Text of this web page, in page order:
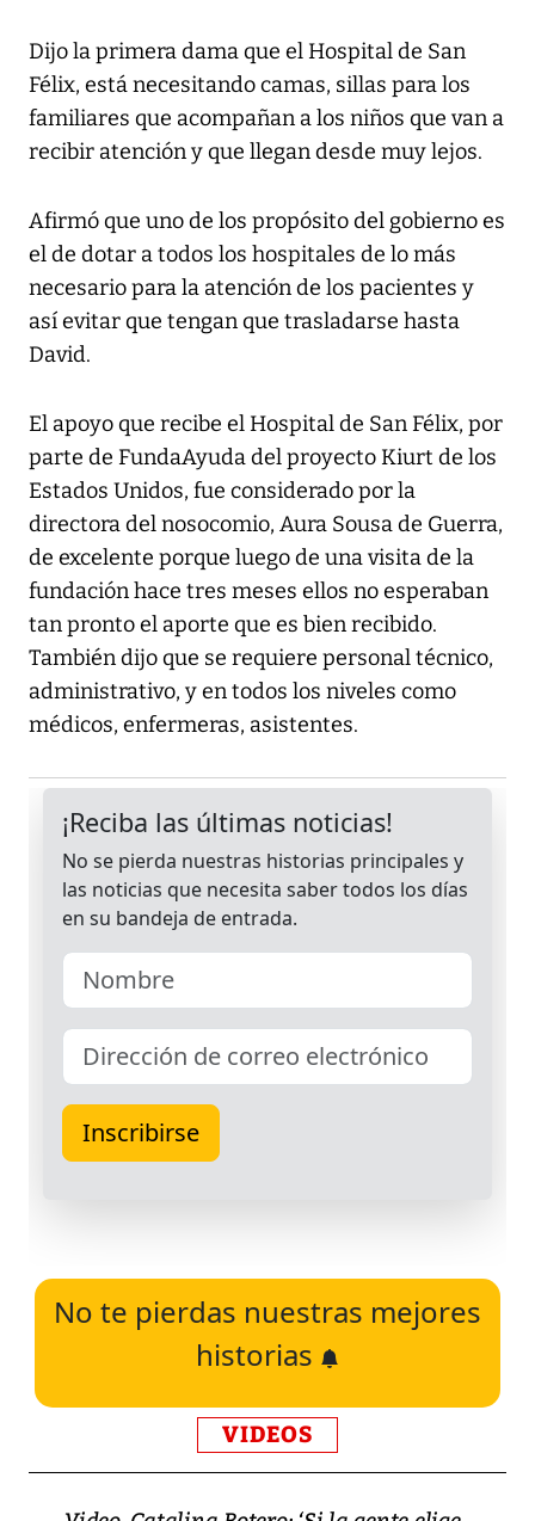
Dijo la primera dama que el Hospital de San
Félix, está necesitando camas, sillas para los
familiares que acompañan a los niños que van a
recibir atención y que llegan desde muy lejos.
Afirmó que uno de los propósito del gobierno es
el de dotar a todos los hospitales de lo más
necesario para la atención de los pacientes y
así evitar que tengan que trasladarse hasta
David.
El apoyo que recibe el Hospital de San Félix, por
parte de FundaAyuda del proyecto Kiurt de los
Estados Unidos, fue considerado por la
directora del nosocomio, Aura Sousa de Guerra,
de excelente porque luego de una visita de la
fundación hace tres meses ellos no esperaban
tan pronto el aporte que es bien recibido.
También dijo que se requiere personal técnico,
administrativo, y en todos los niveles como
médicos, enfermeras, asistentes.
No te pierdas nuestras mejores
historias
VIDEOS